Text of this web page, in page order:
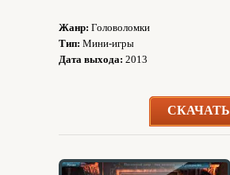
Жанр: Головоломки
Тип: Мини-игры
Дата выхода: 2013
СКАЧАТЬ